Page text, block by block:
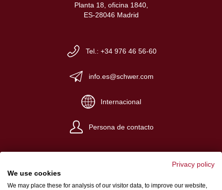
Planta 18, oficina 1840,
ES-28046 Madrid
Tel.: +34 976 46 56-60
info.es@schwer.com
Internacional
Persona de contacto
Privacy policy
We use cookies
We may place these for analysis of our visitor data, to improve our website,